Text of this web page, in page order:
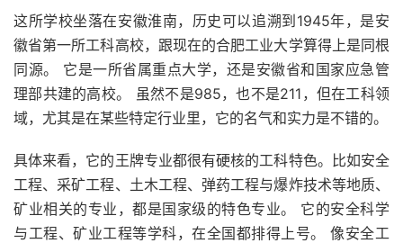
这所学校坐落在安徽淮南，历史可以追溯到1945年，是安
徽省第一所工科高校，跟现在的合肥工业大学算得上是同根
同源。 它是一所省属重点大学，还是安徽省和国家应急管
理部共建的高校。 虽然不是985，也不是211，但在工科领
域，尤其是在某些特定行业里，它的名气和实力是不错的。
具体来看，它的王牌专业都很有硬核的工科特色。比如安全
工程、采矿工程、土木工程、弹药工程与爆炸技术等地质、
矿业相关的专业，都是国家级的特色专业。 它的安全科学
与工程、矿业工程等学科，在全国都排得上号。 像安全工